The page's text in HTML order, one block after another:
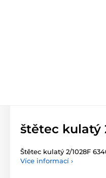
štětec kulatý
Štětec kulatý 2/1028F
Více informací ›